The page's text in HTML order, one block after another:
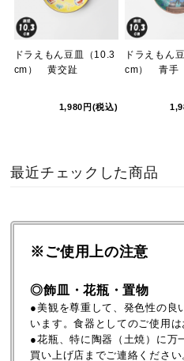
ドラえもん豆皿（10.3
cm） 黄交趾
1,980円(税込)
ドラえもん
cm） 青手
最近チェックした商品
※ご使用上の注意
◎飾皿・花瓶・置物
●美観を尊重して、発色性の良
います。食器としてのご使用は
●花瓶、特に陶器（土焼）に万
買い上げ店までご連絡ください